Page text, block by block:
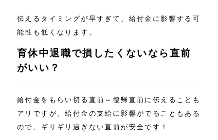
伝えるタイミングが早すぎて、給付金に影響する可
能性も低くなります。
育休中退職で損したくないなら直前
がいい？
給付金をもらい切る直前～復帰直前に伝えることも
アリですが、給付金の支給に影響がでることもある
ので、ギリギリ過ぎない直前が安全です！